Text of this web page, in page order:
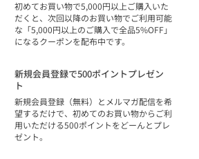
初めてお買い物で5,000円以上ご購入いた
だくと、次回以降のお買い物でご利用可能
な「5,000円以上のご購入で全品5%OFF」
になるクーポンを配布中です。
新規会員登録で500ポイントプレゼン
ト
新規会員登録（無料）とメルマガ配信を希
望するだけで、初めてのお買い物からご利
用いただける500ポイントをどーんとプレ
ゼント。